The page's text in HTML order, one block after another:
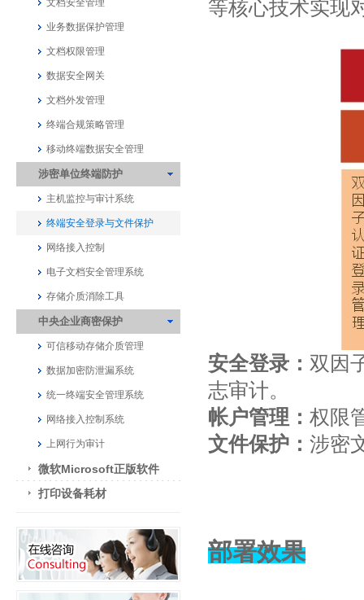
文档安全管理
业务数据保护管理
文档权限管理
数据安全网关
文档外发管理
终端合规策略管理
移动终端数据安全管理
涉密单位终端防护
主机监控与审计系统
终端安全登录与文件保护
网络接入控制
电子文档安全管理系统
存储介质消除工具
中央企业商密保护
可信移动存储介质管理
数据加密防泄漏系统
统一终端安全管理系统
网络接入控制系统
上网行为审计
微软Microsoft正版软件
打印设备耗材
等核心技术实现
安全登录 ： 双因
志审计。
帐户管理： 权限
文件保护： 涉密
部署效果